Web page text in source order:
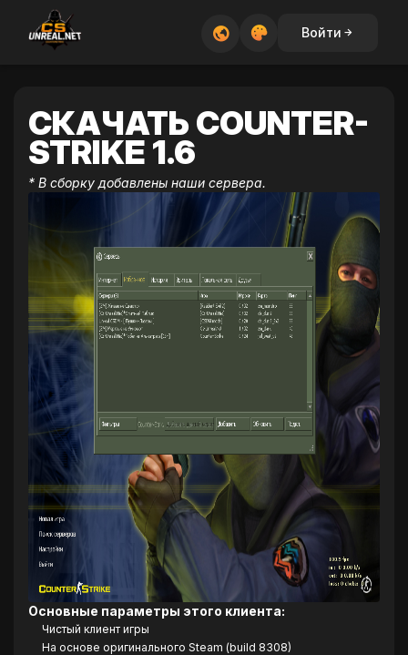
Войти
СКАЧАТЬ COUNTER-
STRIKE 1.6
* В сборку добавлены наши сервера.
Основные параметры этого клиента:
Чистый клиент игры
На основе оригинального Steam (build 8308)